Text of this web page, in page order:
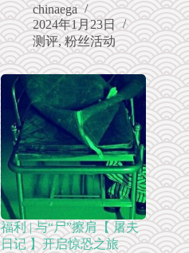
chinaega
2024年1月23日
测评,粉丝活动
福利 | 与“尸”擦肩【 屠夫
日记 】开启惊恐之旅